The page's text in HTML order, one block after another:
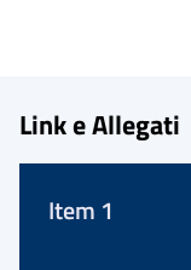
Link e Allegati
Item 1